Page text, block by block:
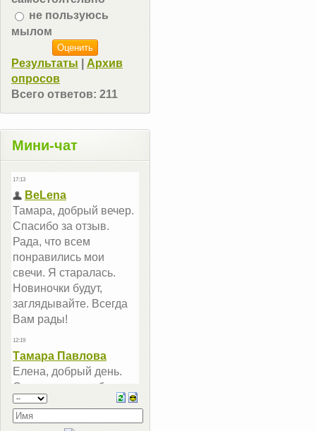
не пользуюсь
мылом
Результаты
Архив
опросов
Всего ответов: 211
Мини-чат